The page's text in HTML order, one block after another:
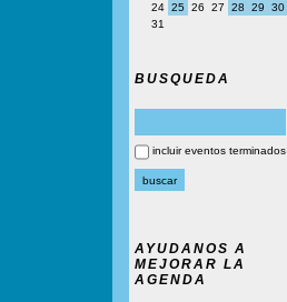
24 25 26 27 28 29
30
31
BUSQUEDA
incluir eventos terminados
AYUDANOS A
MEJORAR LA
AGENDA